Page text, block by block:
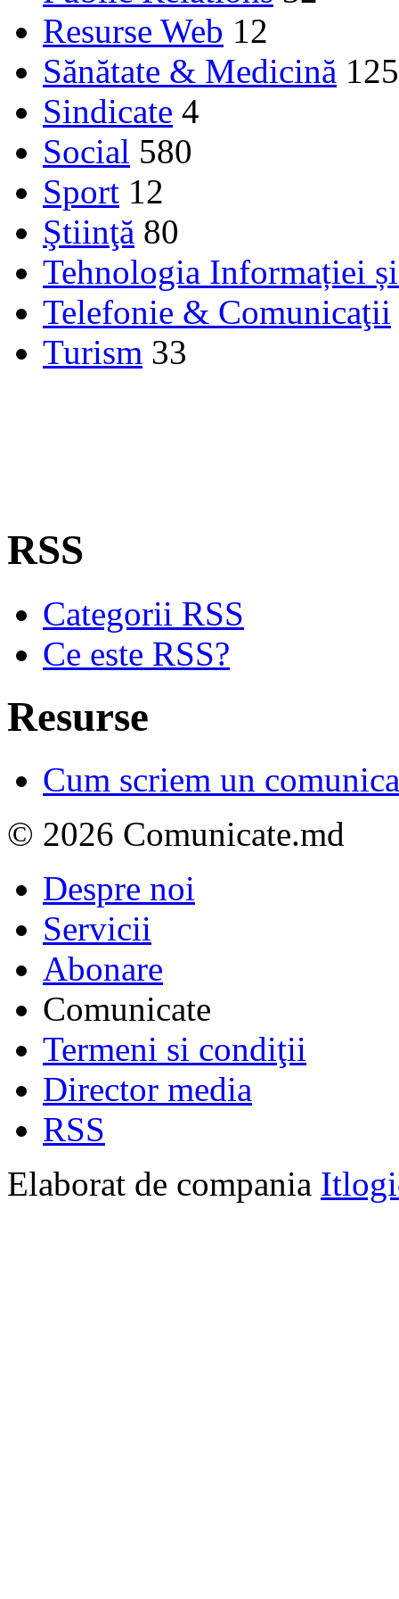
Resurse Web 12
Sănătate & Medicină 125
Sindicate 4
Social 580
Sport 12
Ştiinţă 80
Tehnologia Informației
Telefonie & Comunicaţii
Turism 33
RSS
Categorii RSS
Ce este RSS?
Resurse
Cum scriem un
© 2026 Comunicate.md
Despre noi
Servicii
Abonare
Comunicate
Termeni si condiţii
Director media
RSS
Elaborat de compania